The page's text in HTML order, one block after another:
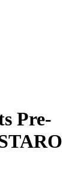
Pre-